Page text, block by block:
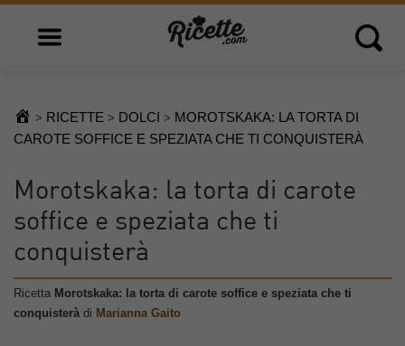
Open main menu Open
> RICETTE > DOLCI > MOROTSKAKA: LA TORTA DI
CAROTE SOFFICE E SPEZIATA CHE TI CONQUISTERÀ
Morotskaka: la torta di carote
soffice e speziata che ti
conquisterà
Ricetta Morotskaka: la torta di carote soffice e speziata che ti
conquisterà di Marianna Gaito